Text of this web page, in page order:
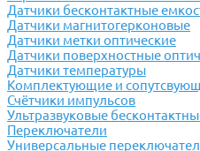
Датчики бесконтактные
Датчики магнитогерконовые
Датчики метки оптические
Датчики поверхностные
Датчики температуры
Комплектующие и
Счётчики импульсов
Ультразвуковые
Переключатели
Универсальные